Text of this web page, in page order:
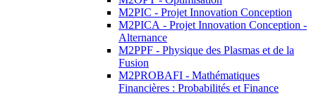
M2PIC - Projet Innovation Conception
M2PICA - Projet Innovation Conception -
Alternance
M2PPF - Physique des Plasmas et de la
Fusion
M2PROBAFI - Mathématiques
Financières : Probabilités et Finance